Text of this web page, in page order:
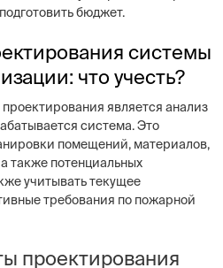
бюджет.
системы
что учесть?
является анализ
система. Это
помещений, материалов,
также потенциальных
учитывать текущее
требования по пожарной
проектирования